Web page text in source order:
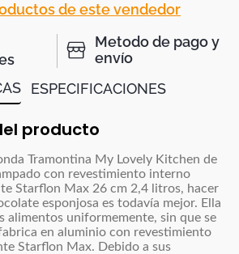
de este vendedor
Metodo de pago y
envío
ESPECIFICACIONES
producto
Tramontina My Lovely Kitchen de
con revestimiento interno
Starflon Max 26 cm 2,4 litros, hacer
esponjosa es todavía mejor. Ella
alimentos uniformemente, sin que se
en aluminio con revestimiento
Starflon Max. Debido a sus